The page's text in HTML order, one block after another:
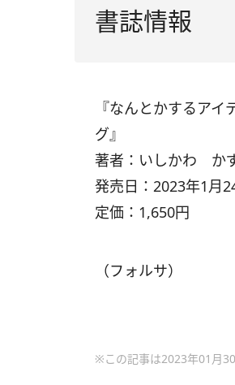
書誌情報
『なんとかするア
グ』
著者：いしかわ か
発売日：2023年1月
定価：1,650円
（フォルサ）
※この記事は2023年01月